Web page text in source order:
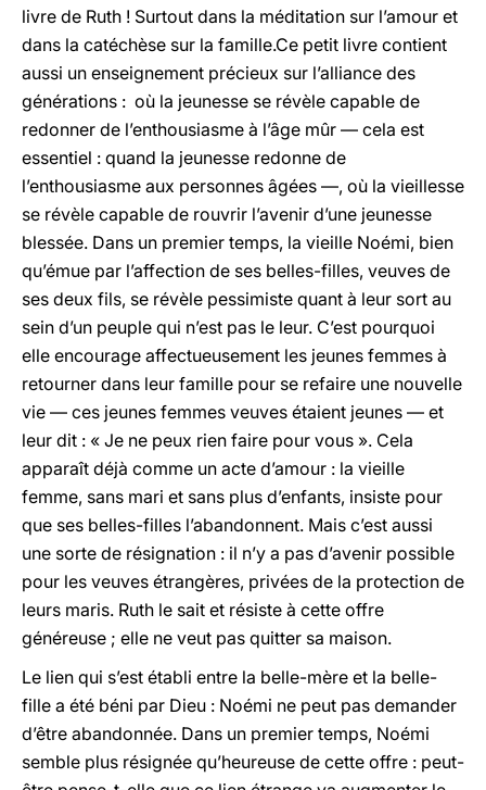
livre de Ruth ! Surtout dans la méditation sur l’amour et
dans la catéchèse sur la famille.Ce petit livre contient
aussi un enseignement précieux sur l’alliance des
générations : où la jeunesse se révèle capable de
redonner de l’enthousiasme à l’âge mûr — cela est
essentiel : quand la jeunesse redonne de
l’enthousiasme aux personnes âgées —, où la vieillesse
se révèle capable de rouvrir l’avenir d’une jeunesse
blessée. Dans un premier temps, la vieille Noémi, bien
qu’émue par l’affection de ses belles-filles, veuves de
ses deux fils, se révèle pessimiste quant à leur sort au
sein d’un peuple qui n’est pas le leur. C’est pourquoi
elle encourage affectueusement les jeunes femmes à
retourner dans leur famille pour se refaire une nouvelle
vie — ces jeunes femmes veuves étaient jeunes — et
leur dit : « Je ne peux rien faire pour vous ». Cela
apparaît déjà comme un acte d’amour : la vieille
femme, sans mari et sans plus d’enfants, insiste pour
que ses belles-filles l’abandonnent. Mais c’est aussi
une sorte de résignation : il n’y a pas d’avenir possible
pour les veuves étrangères, privées de la protection de
leurs maris. Ruth le sait et résiste à cette offre
généreuse ; elle ne veut pas quitter sa maison.
Le lien qui s’est établi entre la belle-mère et la belle-
fille a été béni par Dieu : Noémi ne peut pas demander
d’être abandonnée. Dans un premier temps, Noémi
semble plus résignée qu’heureuse de cette offre : peut-